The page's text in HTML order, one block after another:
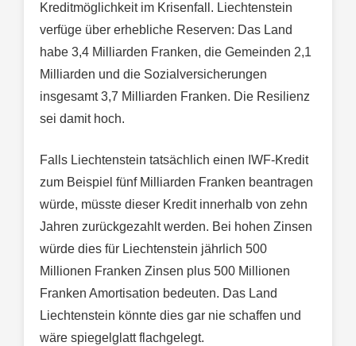
Kreditmöglichkeit im Krisenfall. Liechtenstein
verfüge über erhebliche Reserven: Das Land
habe 3,4 Milliarden Franken, die Gemeinden 2,1
Milliarden und die Sozialversicherungen
insgesamt 3,7 Milliarden Franken. Die Resilienz
sei damit hoch.
Falls Liechtenstein tatsächlich einen IWF-Kredit
zum Beispiel fünf Milliarden Franken beantragen
würde, müsste dieser Kredit innerhalb von zehn
Jahren zurückgezahlt werden. Bei hohen Zinsen
würde dies für Liechtenstein jährlich 500
Millionen Franken Zinsen plus 500 Millionen
Franken Amortisation bedeuten. Das Land
Liechtenstein könnte dies gar nie schaffen und
wäre spiegelglatt flachgelegt.